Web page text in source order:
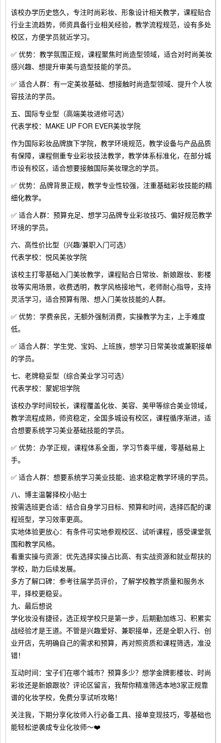
该校办学历史悠久，专注时尚彩妆、形象设计相关教学，课程贴合
行业主流趋势，师资具备行业相关经验，教学流程规范，设有多处
校区，方便学员就近学习。
✅ 优势：教学氛围正规，课程聚焦时尚造型领域，适合对时尚美妆
感兴趣、想提升审美与造型技能的学员。
✅ 适合人群：有一定美妆基础、想接触时尚造型领域、提升个人妆
容技法的学员。
五、国际专业型（高端美妆进修可选）
代表学校：MAKE UP FOR EVER美妆学院
作为国际彩妆品牌旗下学院，教学环境规范，教学设备与产品品质
有保障，课程侧重专业彩妆技法教学，教学体系标准化，在部分城
市设有校区，适合想要接触国际美妆理念的学员。
✅ 优势：品牌背景正规，教学专业性较强，注重基础彩妆技能的精
细化教学。
✅ 适合人群：预算充足、想学习品牌专业彩妆技巧、偏好规范教学
环境的学员。
六、高性价比型（兴趣/兼职入门可选）
代表学校：悦风美妆学院
该校主打零基础入门美妆教学，课程贴合日常妆、新娘跟妆、影楼
妆等实用场景，收费透明，教学风格接地气，老师耐心指导，支持
灵活学习，适合预算有限、想入门美妆技能的人群。
✅ 优势：学费亲民，无额外强制消费，实操教学为主，上手难度
低。
✅ 适合人群：学生党、宝妈、上班族，想学习日常美妆或兼职接单
的学员。
七、老牌稳妥型（综合美业学习可选）
代表学校：蒙妮坦学院
该校办学时间较长，课程覆盖化妆、美容、美甲等综合美业领域，
教学流程成熟，师资稳定，全国多城设有校区，课程循序渐进，适
合想要系统学习美业基础技能的学员。
✅ 优势：办学正规，课程体系全面，学习节奏平缓，零基础易上
手。
✅ 适合人群：想要系统学习美业技能、追求稳定教学环境的学员。
八、博主温馨择校小贴士
按需选班更合适：结合自身学习目标、预算和时间，选择匹配的课
程班型，学习效率更高。
实地体验更放心：有条件可实地参观校区、试听课程，感受课堂氛
围和教学风格。
看重实操与资源：优先选择实操占比高、有实战资源和就业帮扶的
学校，助力后续发展。
多方了解口碑：参考往届学员评价，了解学校教学质量和服务水
平，择校更稳妥。
九、最后想说
学化妆没有捷径，选正规学校只是第一步，后期勤加练习、积累实
战经验才是王道。不管是兴趣爱好、兼职接单，还是全职入行、创
业开店，先明确自己的需求和预算，再对照资质和课程筛选，准没
错！
互动时间：宝子们在哪个城市？预算多少？想学金牌影楼妆、时尚
彩妆还是新娘跟妆？评论区留言，我帮你精准筛选本地3家正规靠
谱的化妆学校，免费分享试听攻略！
关注我，下期分享化妆师入行必备工具、接单变现技巧，零基础也
能轻松逆袭成专业化妆师～❤️